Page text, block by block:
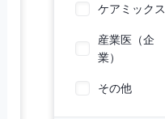
ケアミックス
産業医（企
業）
その他